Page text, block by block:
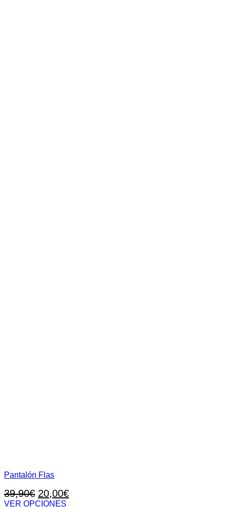
Pantalón Flas
39,90€ El
precio
20,00€El
VER OPCIONES